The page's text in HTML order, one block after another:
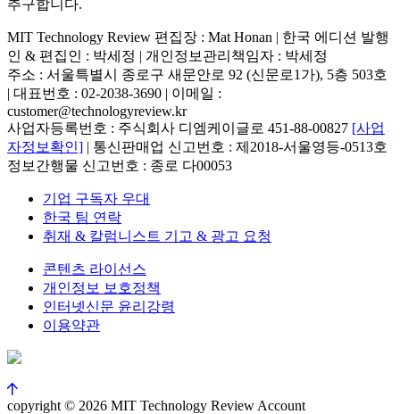
추구합니다.
MIT Technology Review 편집장 : Mat Honan | 한국 에디션 발행
인 & 편집인 : 박세정 | 개인정보관리책임자 : 박세정
주소 : 서울특별시 종로구 새문안로 92 (신문로1가), 5층 503호
| 대표번호 : 02-2038-3690 | 이메일 :
customer@technologyreview.kr
사업자등록번호 : 주식회사 디엠케이글로 451-88-00827 [사업
자정보확인] | 통신판매업 신고번호 : 제2018-서울영등-0513호
정보간행물 신고번호 : 종로 다00053
기업 구독자 우대
한국 팀 연락
취재 & 칼럼니스트 기고 & 광고 요청
콘텐츠 라이선스
개인정보 보호정책
인터넷신문 윤리강령
이용약관
copyright © 2026 MIT Technology Review Account